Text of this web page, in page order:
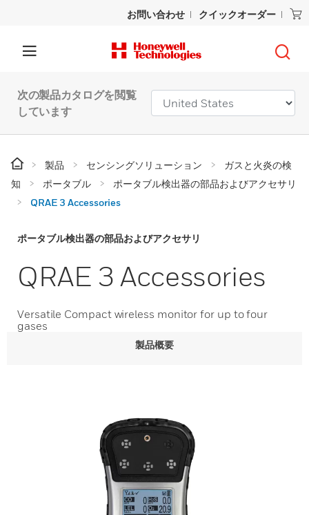
お問い合わせ クイックオーダー
次の製品カタログを閲覧
しています
製品 センシングソリューション
ガスと火炎の検
知
ポータブル
ポータブル検出器の部品およびアクセサリ
QRAE 3 Accessories
ポータブル検出器の部品およびアクセサリ
QRAE 3 Accessories
Versatile Compact wireless monitor for up to four
gases
製品概要